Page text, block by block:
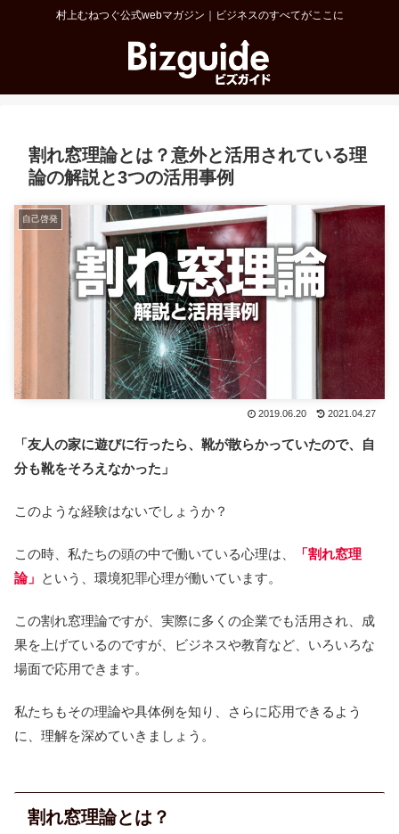
村上むねつぐ公式webマガジン｜ビジネスのすべてがここに
割れ窓理論とは？意外と活用されている理
論の解説と3つの活用事例
自己啓発
2019.06.20 2021.04.27
「友人の家に遊びに行ったら、靴が散らかっていたので、自
分も靴をそろえなかった」
このような経験はないでしょうか？
この時、私たちの頭の中で働いている心理は、
「割れ窓理
論」 という、環境犯罪心理が働いています。
この割れ窓理論ですが、実際に多くの企業でも活用され、成
果を上げているのですが、ビジネスや教育など、いろいろな
場面で応用できます。
私たちもその理論や具体例を知り、さらに応用できるよう
に、理解を深めていきましょう。
割れ窓理論とは？